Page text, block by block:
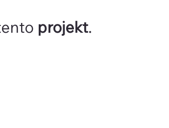
projekt.